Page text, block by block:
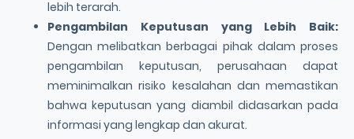
lebih terarah.
Pengambilan Keputusan yang Lebih Baik:
Dengan melibatkan berbagai pihak dalam proses
pengambilan keputusan, perusahaan dapat
meminimalkan risiko kesalahan dan memastikan
bahwa keputusan yang diambil didasarkan pada
informasi yang lengkap dan akurat.